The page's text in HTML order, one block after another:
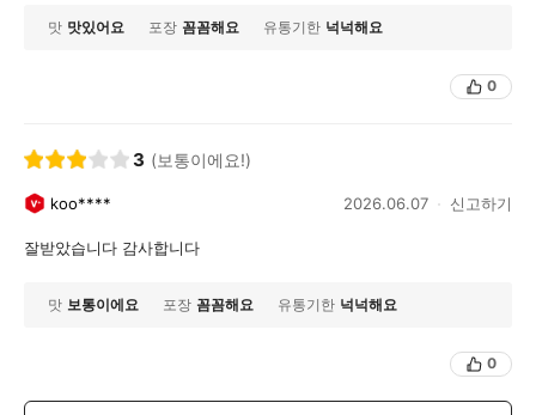
맛 맛있어요 포장 꼼꼼해요 유통기한 넉넉해요
0
3 (보통이에요!)
koo**** 2026.06.07 신고하기
잘받았습니다 감사합니다
맛 보통이에요 포장 꼼꼼해요 유통기한 넉넉해요
0